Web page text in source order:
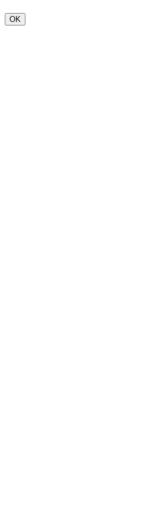
OK